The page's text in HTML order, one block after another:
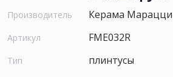
Производитель Керама Марацци
Артикул FME032R
Тип плинтусы